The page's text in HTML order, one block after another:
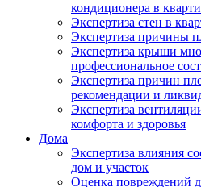
кондиционера в
Экспертиза стен в
Экспертиза причины
Экспертиза крыши
профессиональное
Экспертиза причин
рекомендации и
Экспертиза
комфорта и здоровья
Дома
Экспертиза влияния
дом и участок
Оценка повреждений